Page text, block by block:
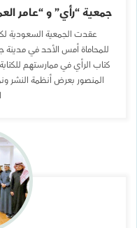
عقدت الجمعية السعودية
للمحاماة أمس الأحد في
كتاب الرأي في ممارستهم
المنصور بعرض أنظمة النشر